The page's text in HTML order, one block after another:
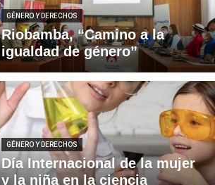
GÉNERO Y DERECHOS
Riobamba, “Camino a la
igualdad de género”
GÉNERO Y DERECHOS
Día Internacional de la mujer
y la niña en la ciencia